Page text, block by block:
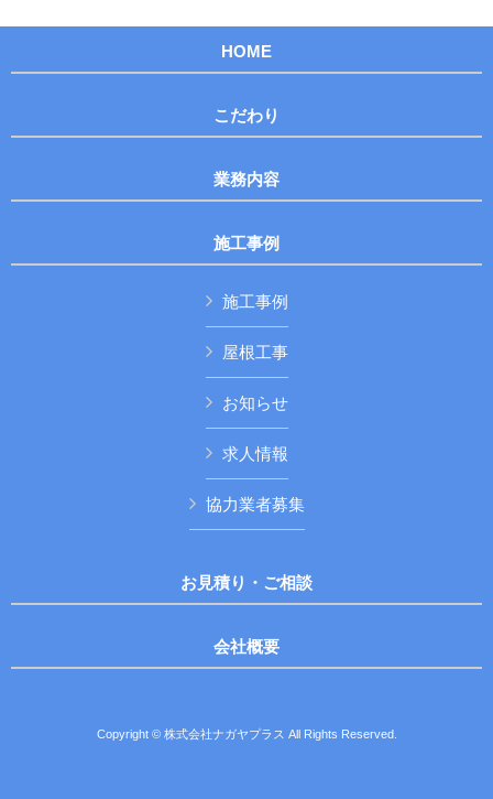
HOME
こだわり
業務内容
施工事例
施工事例
屋根工事
お知らせ
求人情報
協力業者募集
お見積り・ご相談
会社概要
Copyright © 株式会社ナガヤプラス All Rights Reserved.